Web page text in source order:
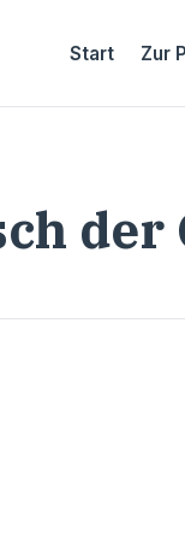
Start Zur
der